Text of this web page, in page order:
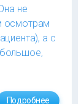
не
осмотрам
а с
Подробнее